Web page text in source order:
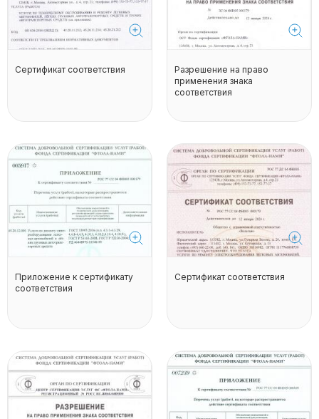
Сертификат соответствия
Разрешение на право
применения знака
соответствия
Приложение к сертификату
соответствия
Сертификат соответствия